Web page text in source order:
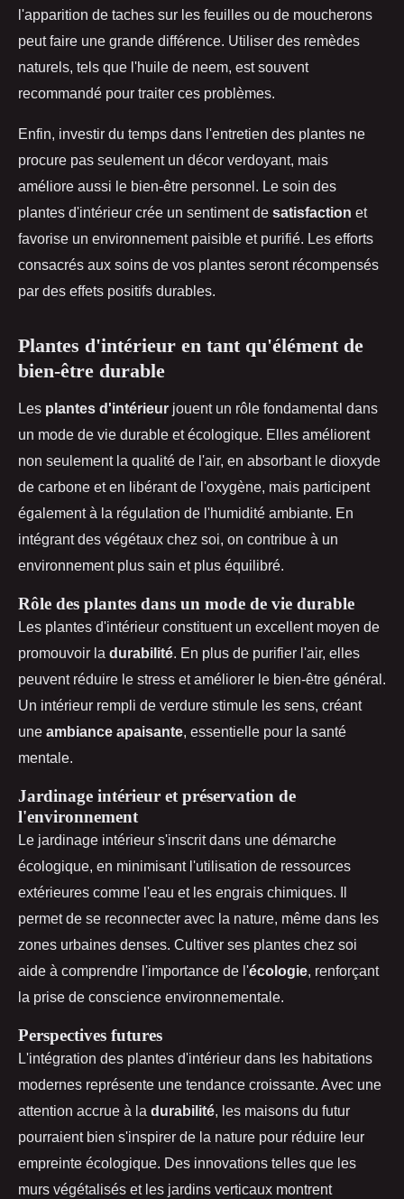
l'apparition de taches sur les feuilles ou de moucherons
peut faire une grande différence. Utiliser des remèdes
naturels, tels que l'huile de neem, est souvent
recommandé pour traiter ces problèmes.
Enfin, investir du temps dans l'entretien des plantes ne
procure pas seulement un décor verdoyant, mais
améliore aussi le bien-être personnel. Le soin des
plantes d'intérieur crée un sentiment de satisfaction et
favorise un environnement paisible et purifié. Les efforts
consacrés aux soins de vos plantes seront récompensés
par des effets positifs durables.
Plantes d'intérieur en tant qu'élément de
bien-être durable
Les plantes d'intérieur jouent un rôle fondamental dans
un mode de vie durable et écologique. Elles améliorent
non seulement la qualité de l'air, en absorbant le dioxyde
de carbone et en libérant de l'oxygène, mais participent
également à la régulation de l'humidité ambiante. En
intégrant des végétaux chez soi, on contribue à un
environnement plus sain et plus équilibré.
Rôle des plantes dans un mode de vie durable
Les plantes d'intérieur constituent un excellent moyen de
promouvoir la durabilité. En plus de purifier l'air, elles
peuvent réduire le stress et améliorer le bien-être général.
Un intérieur rempli de verdure stimule les sens, créant
une ambiance apaisante, essentielle pour la santé
mentale.
Jardinage intérieur et préservation de
l'environnement
Le jardinage intérieur s'inscrit dans une démarche
écologique, en minimisant l'utilisation de ressources
extérieures comme l'eau et les engrais chimiques. Il
permet de se reconnecter avec la nature, même dans les
zones urbaines denses. Cultiver ses plantes chez soi
aide à comprendre l'importance de l'écologie, renforçant
la prise de conscience environnementale.
Perspectives futures
L'intégration des plantes d'intérieur dans les habitations
modernes représente une tendance croissante. Avec une
attention accrue à la durabilité, les maisons du futur
pourraient bien s'inspirer de la nature pour réduire leur
empreinte écologique. Des innovations telles que les
murs végétalisés et les jardins verticaux montrent